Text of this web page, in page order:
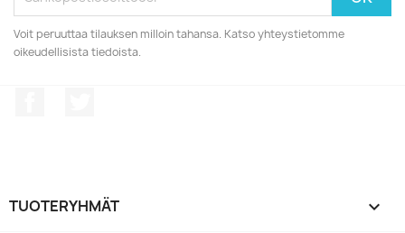
Voit peruuttaa tilauksen milloin tahansa. Katso yhteystietomme
oikeudellisista tiedoista.
TUOTERYHMÄT 